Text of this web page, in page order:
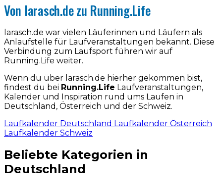
Von larasch.de zu Running.Life
larasch.de war vielen Läuferinnen und Läufern als
Anlaufstelle für Laufveranstaltungen bekannt. Diese
Verbindung zum Laufsport führen wir auf
Running.Life weiter.
Wenn du über larasch.de hierher gekommen bist,
findest du bei Running.Life Laufveranstaltungen,
Kalender und Inspiration rund ums Laufen in
Deutschland, Österreich und der Schweiz.
Laufkalender Deutschland Laufkalender Österreich
Laufkalender Schweiz
Beliebte Kategorien in
Deutschland